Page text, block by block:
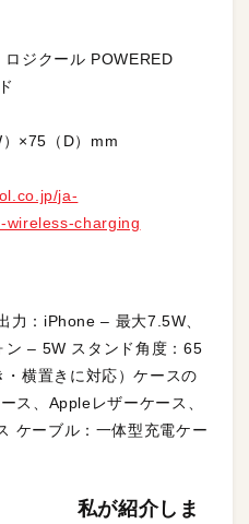
ロジクール POWERED
×75（D）mm
ja-
wireless-charging
力：iPhone – 最大7.5W、
ン – 5W スタンド角度：65
横置きに対応）ケースの
ス、Appleレザーケース、
ケーブル：一体型充電ケー
私が紹介しま